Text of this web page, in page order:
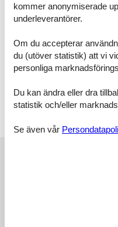
Verständnis! Abweichungen
(Mindestübernachtungen /
Die
Irrtümer und Änderungen
Grundriss dient als Skizze –
abweichend sein.
Schlafzimmer, 2 Personen
kommer anonymiserade
underleverantörer.
Om du accepterar
du (utöver statistik) att vi
personliga
Du kan ändra eller dra
statistik och/eller
Se även vår